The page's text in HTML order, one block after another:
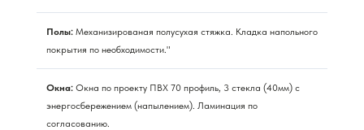
Полы: Механизированая полусухая стяжка. Кладка напольного
покрытия по необходимости."
Окна: Окна по проекту ПВХ 70 профиль, 3 стекла (40мм) с
энергосбережением (напылением). Ламинация по
согласованию.